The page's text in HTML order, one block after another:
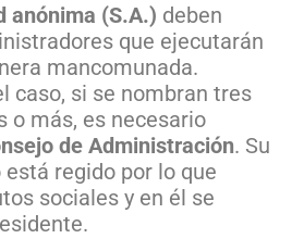
anónima (S.A.) deben
que ejecutarán
mancomunada.
caso, si se nombran tres
o más, es necesario
de Administración. Su
regido por lo que
sociales y en él se